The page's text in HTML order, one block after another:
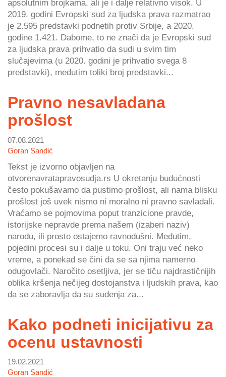
apsolutnim brojkama, ali je i dalje relativno visok. U
2019. godini Evropski sud za ljudska prava razmatrao
je 2.595 predstavki podnetih protiv Srbije, a 2020.
godine 1.421. Dabome, to ne znači da je Evropski sud
za ljudska prava prihvatio da sudi u svim tim
slučajevima (u 2020. godini je prihvatio svega 8
predstavki), međutim toliki broj predstavki...
Pravno nesavladana
prošlost
07.08.2021
Goran Sandić
Tekst je izvorno objavljen na
otvorenavratapravosudja.rs U okretanju budućnosti
često pokušavamo da pustimo prošlost, ali nama blisku
prošlost još uvek nismo ni moralno ni pravno savladali.
Vraćamo se pojmovima poput tranzicione pravde,
istorijske nepravde prema našem (izaberi naziv)
narodu, ili prosto ostajemo ravnodušni. Međutim,
pojedini procesi su i dalje u toku. Oni traju već neko
vreme, a ponekad se čini da se sa njima namerno
odugovlači. Naročito osetljiva, jer se tiču najdrastičnijih
oblika kršenja nečijeg dostojanstva i ljudskih prava, kao
da se zaboravlja da su suđenja za...
Kako podneti inicijativu za
ocenu ustavnosti
19.02.2021
Goran Sandić